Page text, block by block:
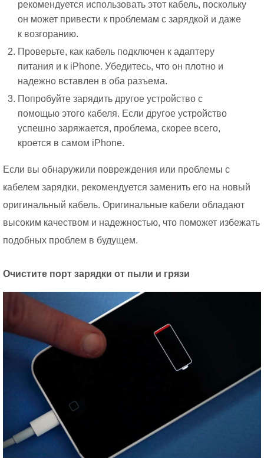
рекомендуется использовать этот кабель, поскольку
он может привести к проблемам с зарядкой и даже
к возгоранию.
Проверьте, как кабель подключен к адаптеру
питания и к iPhone. Убедитесь, что он плотно и
надежно вставлен в оба разъема.
Попробуйте зарядить другое устройство с
помощью этого кабеля. Если другое устройство
успешно заряжается, проблема, скорее всего,
кроется в самом iPhone.
Если вы обнаружили повреждения или проблемы с
кабелем зарядки, рекомендуется заменить его на новый
оригинальный кабель. Оригинальные кабели обладают
высоким качеством и надежностью, что поможет избежать
подобных проблем в будущем.
Очистите порт зарядки от пыли и грязи